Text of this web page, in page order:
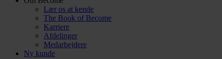
Lær os at kende
The Book of Become
Karriere
Afdelinger
Medarbejdere
Ny kunde